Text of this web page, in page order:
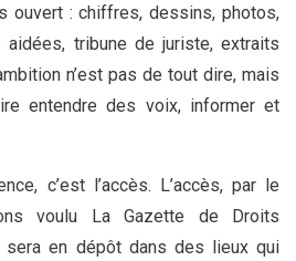
ouvert : chiffres, dessins, photos,
tribune de juriste, extraits
n’est pas de tout dire, mais
entendre des voix, informer et
c’est l’accès. L’accès, par le
voulu La Gazette de Droits
sera en dépôt dans des lieux qui